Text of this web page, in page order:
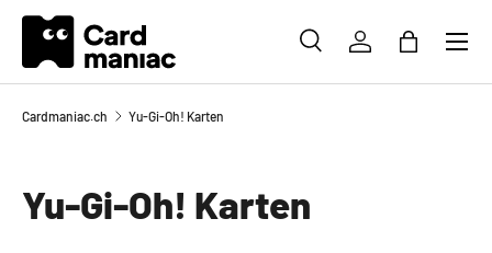
DIREKT ZUM INHALT
SUCHEEINLOGGEN
Menü
Cardmaniac.ch Yu-Gi-Oh! Karten
Yu-Gi-Oh! Karten